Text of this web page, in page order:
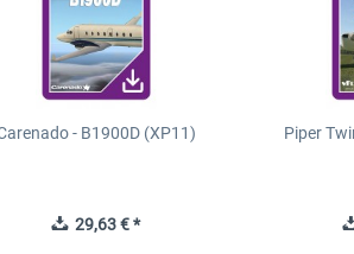
- B1900D (XP11)
29,63 € *
Piper